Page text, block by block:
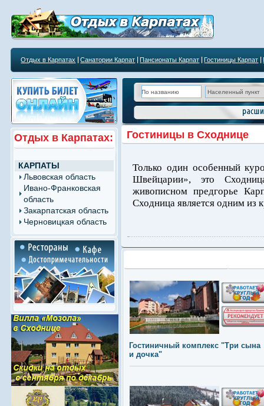
Отдых в Карпатах Санатории Карпат Пансионаты Карпат Гостиницы Карпат
Отдых в Карпатах:
КАРПАТЫ
Львовская область
Ивано-Франковская
область
Закарпатская область
Черновицкая область
Гостиницы в Сходнице
Только один особенный
Швейцарии», это
живописном предгорье
Сходница является одним из
Гостиничный комплекс "Три сына
и дочка"